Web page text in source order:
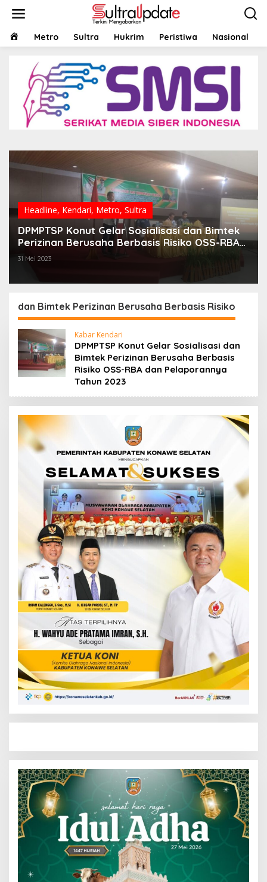
HOMEMetro Sultra Hukrim Peristiwa Nasional
Headline, Kendari, Metro, Sultra
DPMPTSP Konut Gelar Sosialisasi dan Bimtek
Perizinan Berusaha Berbasis Risiko OSS-RBA
dan Pelaporannya Tahun 2023
31 Mei 2023
dan Bimtek Perizinan Berusaha Berbasis Risiko
Kabar Kendari
DPMPTSP Konut Gelar Sosialisasi dan
Bimtek Perizinan Berusaha Berbasis
Risiko OSS-RBA dan Pelaporannya
Tahun 2023